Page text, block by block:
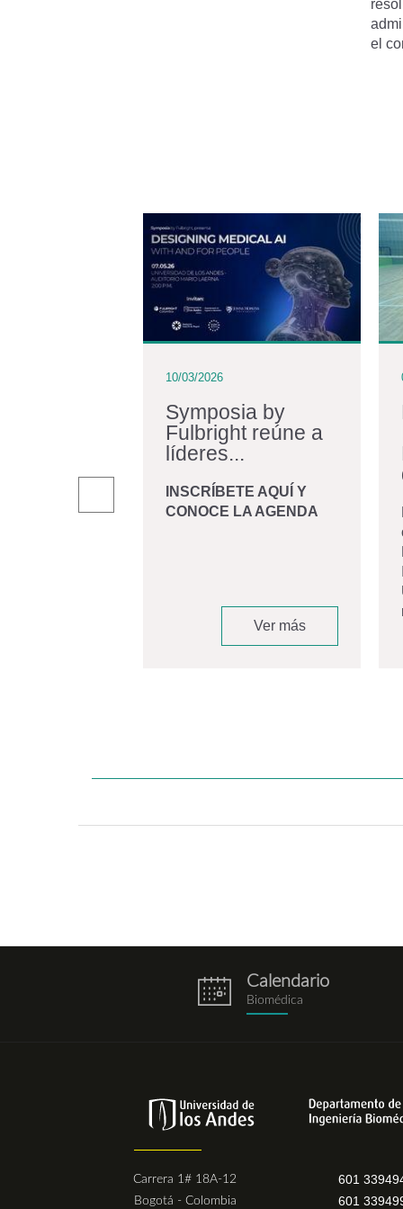
el
Giraldo
10/03/2026
Symposia by
Fulbright reúne a
líderes...
INSCRÍBETE AQUÍ Y
CONOCE LA AGENDA
Ver más
eventos.png
Calendario
Biomédica
Carrera 1# 18A-12
Bogotá - Colombia
601
601